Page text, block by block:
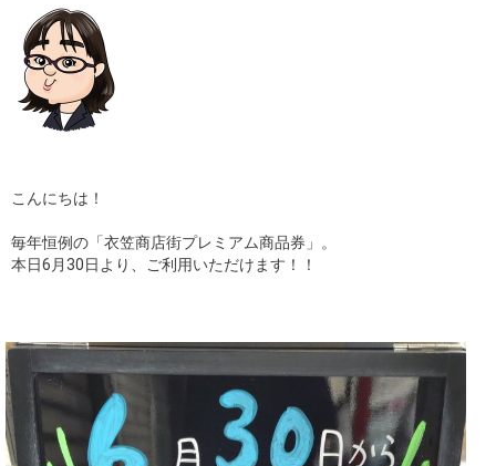
コラム
ブログ
こんにちは！
毎年恒例の「衣笠商店街プレミアム商品券」。
本日6月30日より、ご利用いただけます！！